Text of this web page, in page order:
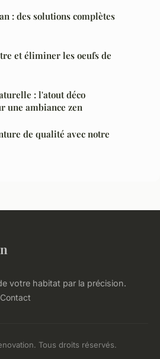
: des solutions complètes
et éliminer les oeufs de
: l'atout déco
une ambiance zen
de qualité avec notre
votre habitat par la précision.
Contact
Tous droits réservés.